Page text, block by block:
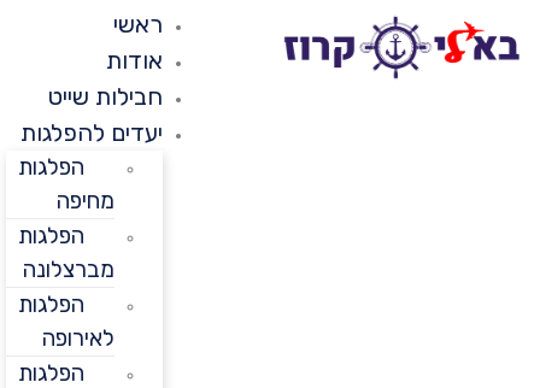
ראשי
אודות
חבילות שייט
יעדים להפלגות
הפלגות
מחיפה
הפלגות
מברצלונה
הפלגות
לאירופה
הפלגות